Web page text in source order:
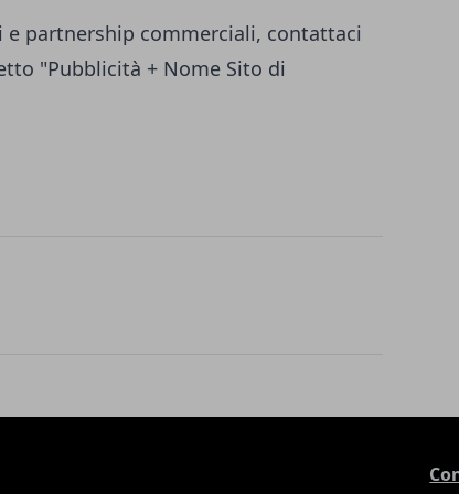
partnership commerciali, contattaci
"Pubblicità + Nome Sito di